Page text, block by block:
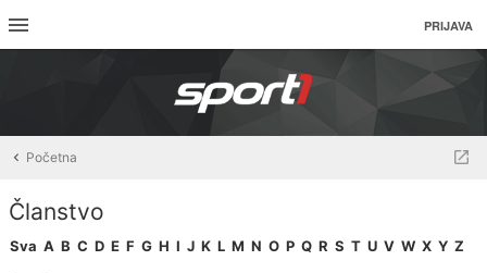
PRIJAVA
Početna
Članstvo
Sva A B C D E F G H I J K L M N O P Q R S T U V W X Y Z